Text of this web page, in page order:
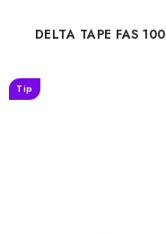
DELTA TAPE FAS 100
Tip